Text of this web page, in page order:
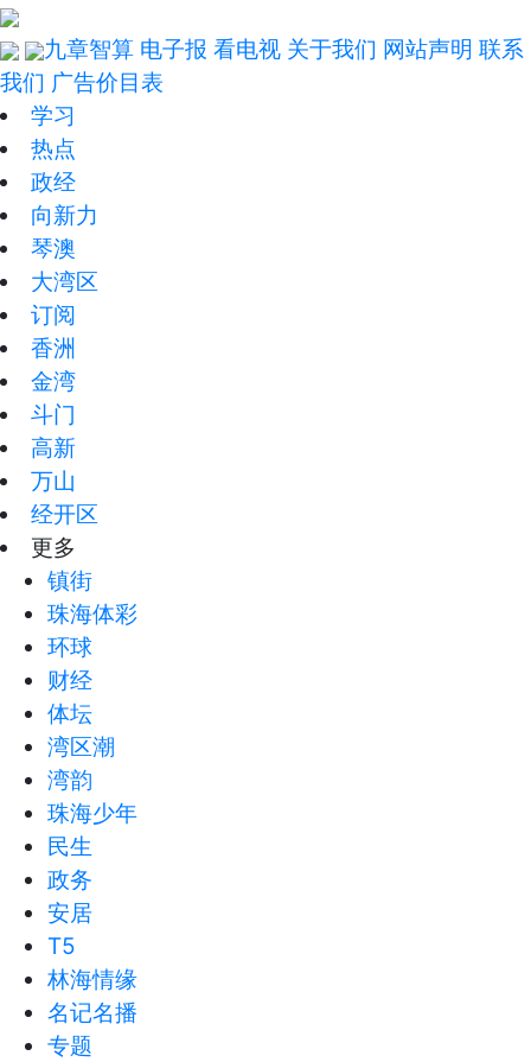
九章智算 电子报 看电视 关于我们 网站声明 联系
我们 广告价目表
学习
热点
政经
向新力
琴澳
大湾区
订阅
香洲
金湾
斗门
高新
万山
经开区
更多
镇街
珠海体彩
环球
财经
体坛
湾区潮
湾韵
珠海少年
民生
政务
安居
T5
林海情缘
名记名播
专题